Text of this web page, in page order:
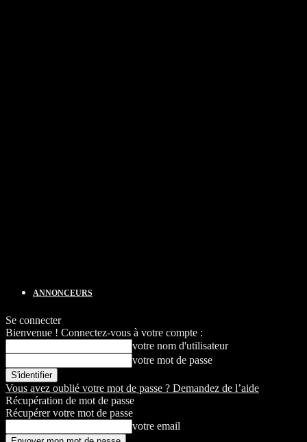
ANNONCEURS
Se connecter
Bienvenue ! Connectez-vous à votre compte :
votre nom d'utilisateur
votre mot de passe
Vous avez oublié votre mot de passe ? Demandez de l’aide
Récupération de mot de passe
Récupérer votre mot de passe
votre email